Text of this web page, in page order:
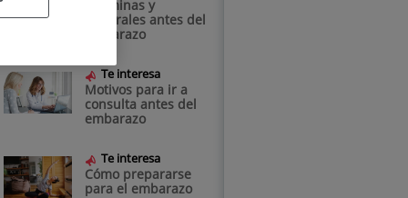
Vitaminas y
minerales antes del
embarazo
Te interesa
Motivos para ir a
consulta antes del
embarazo
Te interesa
Cómo prepararse
para el embarazo